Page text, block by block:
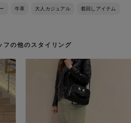
牛革 大人カジュアル 着回しアイテム
フの他のスタイリング